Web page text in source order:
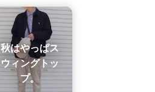
秋はやっぱス
ウィングトッ
プ。